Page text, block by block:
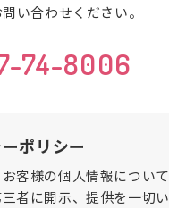
い合わせください。
74-8006
ポリシー
客様の個人情報につい
者に開示、提供を一切い